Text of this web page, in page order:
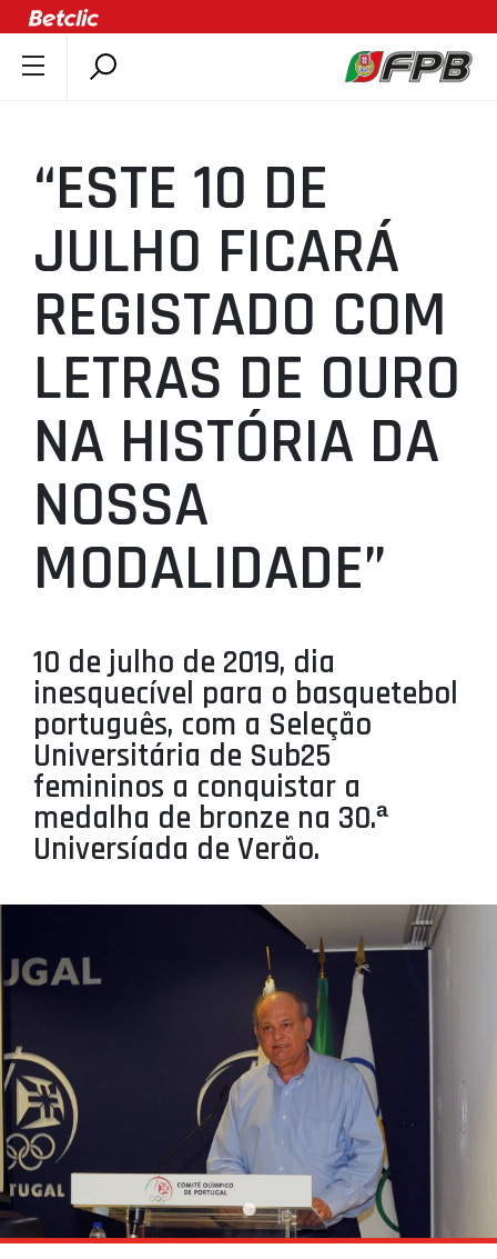
ÚLTIMAS
COMPETIÇÕES
ASSOCIAÇÕES
CLUBES
AGENTES
AGENDA
SELEÇÕES
MINIBASQUETE
ÁREA TÉCNICA
PROJETOS
LIGA BETCLIC MASCULINA
“ESTE 10 DE
JULHO FICARÁ
REGISTADO COM
LETRAS DE OURO
NA HISTÓRIA DA
NOSSA
MODALIDADE”
10 de julho de 2019, dia
inesquecível para o basquetebol
português, com a Seleção
Universitária de Sub25
femininos a conquistar a
medalha de bronze na 30.ª
Universíada de Verão.